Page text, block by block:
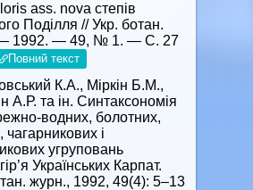
ass. nova степiв
Подiлля // Укр. ботан.
1992. — 49, № 1. — С. 27
Повний текст
К.А., Міркін Б.М.,
А.Р. та ін. Синтаксономія
водних, болотних,
чагарникових і
угруповань
Українських Карпат.
журн., 1992, 49(4): 5–13